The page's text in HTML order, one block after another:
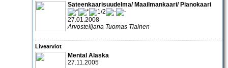
Sateenkaarisuudelma/ Maailmankaari/ Pianokaari
27.01.2008
Arvostelijana Tuomas Tiainen
Livearviot
Mental Alaska
27.11.2005